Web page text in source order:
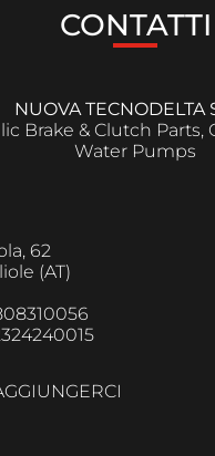
CONTATTI
NUOVA TECNODELTA
Brake & Clutch Parts,
Water Pumps
62
(AT)